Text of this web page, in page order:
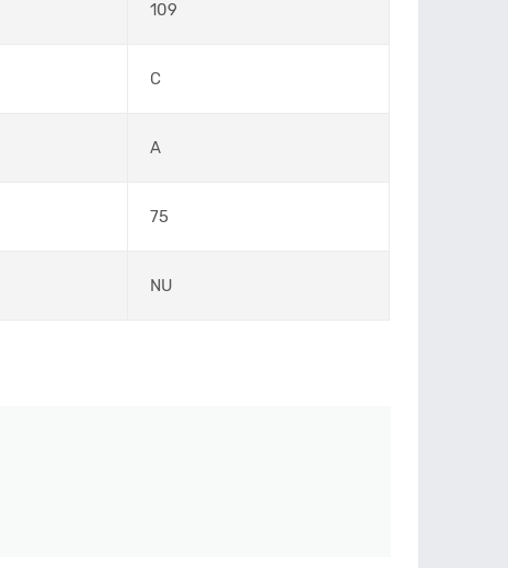
109
C
A
75
NU